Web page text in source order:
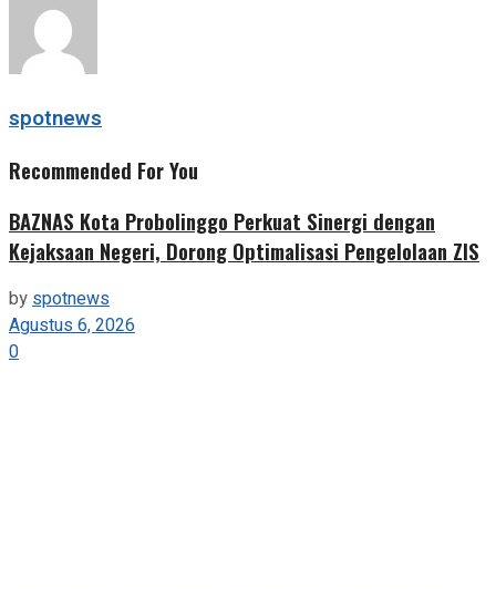
spotnews
Recommended For You
BAZNAS Kota Probolinggo Perkuat Sinergi dengan
Kejaksaan Negeri, Dorong Optimalisasi Pengelolaan ZIS
byspotnews
Agustus 6, 2026
0